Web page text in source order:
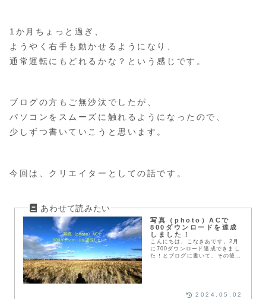
1か月ちょっと過ぎ、
ようやく右手も動かせるようになり、
通常運転にもどれるかな？という感じです。
ブログの方もご無沙汰でしたが、
パソコンをスムーズに触れるようになったので、
少しずつ書いていこうと思います。
今回は、クリエイターとしての話です。
写真（photo）ACで
800ダウンロードを達成
しました！
こんにちは、こなきあです。2月
に700ダウンロード達成できまし
た！とブログに書いて、その後も
2024.05.02